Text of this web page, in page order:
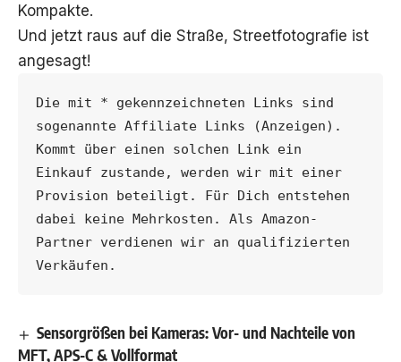
Kompakte.
Und jetzt raus auf die Straße, Streetfotografie ist
angesagt!
Die mit * gekennzeichneten Links sind
sogenannte Affiliate Links (Anzeigen).
Kommt über einen solchen Link ein
Einkauf zustande, werden wir mit einer
Provision beteiligt. Für Dich entstehen
dabei keine Mehrkosten. Als Amazon-
Partner verdienen wir an qualifizierten
Verkäufen.
Sensorgrößen bei Kameras: Vor- und Nachteile von
MFT, APS-C & Vollformat